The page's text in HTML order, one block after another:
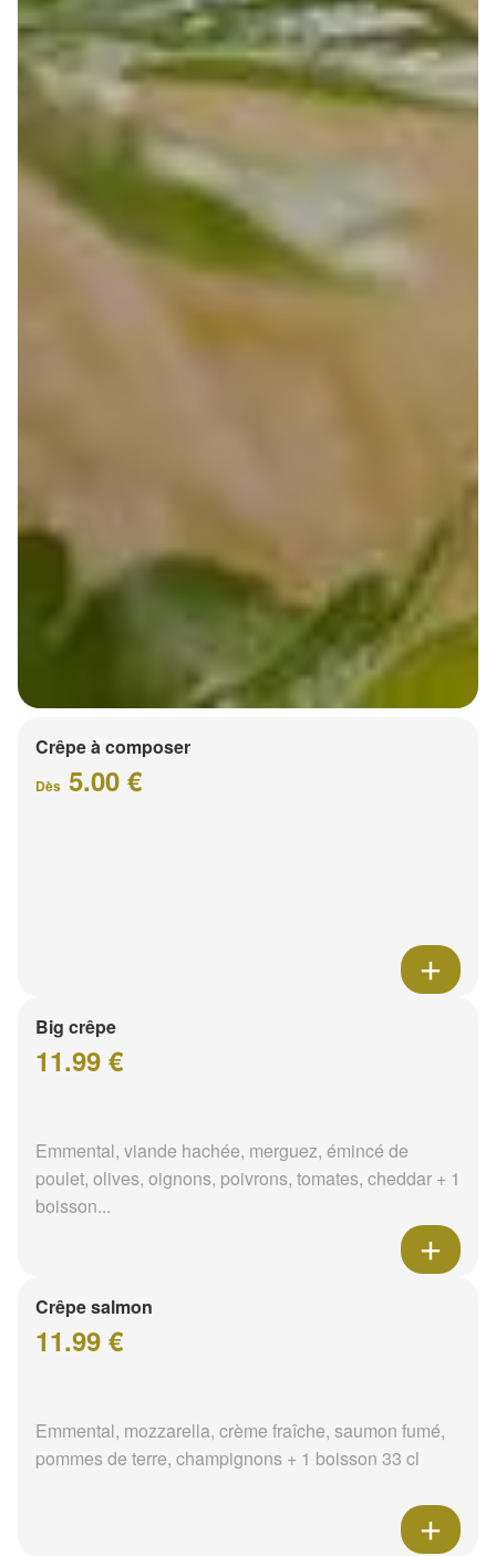
Crêpe à composer
Dès 5.00 €
Big crêpe
11.99 €
Emmental, viande hachée, merguez, émincé de
poulet, olives, oignons, poivrons, tomates, cheddar + 1
boisson...
Crêpe salmon
11.99 €
Emmental, mozzarella, crème fraîche, saumon fumé,
pommes de terre, champignons + 1 boisson 33 cl